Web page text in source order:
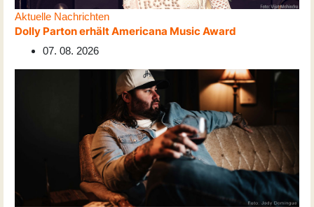
Aktuelle Nachrichten
Dolly Parton erhält Americana Music Award
07. 08. 2026